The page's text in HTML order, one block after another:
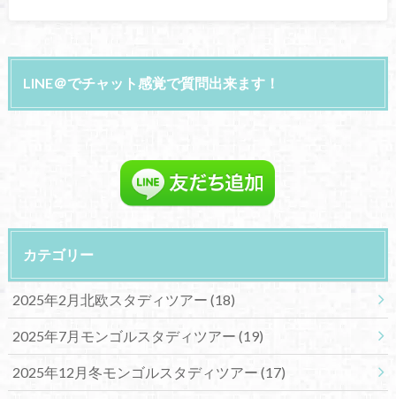
LINE＠でチャット感覚で質問出来ます！
カテゴリー
2025年2月北欧スタディツアー (18)
2025年7月モンゴルスタディツアー (19)
2025年12月冬モンゴルスタディツアー (17)